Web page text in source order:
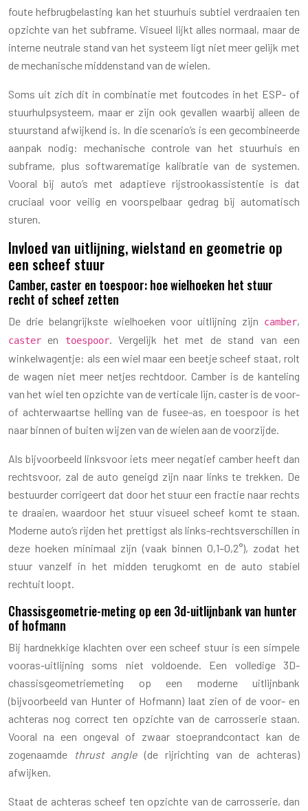
foute hefbrugbelasting kan het stuurhuis subtiel verdraaien ten
opzichte van het subframe. Visueel lijkt alles normaal, maar de
interne neutrale stand van het systeem ligt niet meer gelijk met
de mechanische middenstand van de wielen.
Soms uit zich dit in combinatie met foutcodes in het ESP- of
stuurhulpsysteem, maar er zijn ook gevallen waarbij alleen de
stuurstand afwijkend is. In die scenario’s is een gecombineerde
aanpak nodig: mechanische controle van het stuurhuis en
subframe, plus softwarematige kalibratie van de systemen.
Vooral bij auto’s met adaptieve rijstrookassistentie is dat
cruciaal voor veilig en voorspelbaar gedrag bij automatisch
sturen.
Invloed van uitlijning, wielstand en geometrie op
een scheef stuur
Camber, caster en toespoor: hoe wielhoeken het stuur
recht of scheef zetten
De drie belangrijkste wielhoeken voor uitlijning zijn camber,
caster en toespoor. Vergelijk het met de stand van een
winkelwagentje: als een wiel maar een beetje scheef staat, rolt
de wagen niet meer netjes rechtdoor. Camber is de kanteling
van het wiel ten opzichte van de verticale lijn, caster is de voor-
of achterwaartse helling van de fusee-as, en toespoor is het
naar binnen of buiten wijzen van de wielen aan de voorzijde.
Als bijvoorbeeld linksvoor iets meer negatief camber heeft dan
rechtsvoor, zal de auto geneigd zijn naar links te trekken. De
bestuurder corrigeert dat door het stuur een fractie naar rechts
te draaien, waardoor het stuur visueel scheef komt te staan.
Moderne auto’s rijden het prettigst als links-rechtsverschillen in
deze hoeken minimaal zijn (vaak binnen 0,1–0,2°), zodat het
stuur vanzelf in het midden terugkomt en de auto stabiel
rechtuit loopt.
Chassisgeometrie-meting op een 3d-uitlijnbank van hunter
of hofmann
Bij hardnekkige klachten over een scheef stuur is een simpele
vooras-uitlijning soms niet voldoende. Een volledige 3D-
chassisgeometriemeting op een moderne uitlijnbank
(bijvoorbeeld van Hunter of Hofmann) laat zien of de voor- en
achteras nog correct ten opzichte van de carrosserie staan.
Vooral na een ongeval of zwaar stoeprandcontact kan de
zogenaamde
thrust angle (de rijrichting van de achteras)
afwijken.
Staat de achteras scheef ten opzichte van de carrosserie, dan